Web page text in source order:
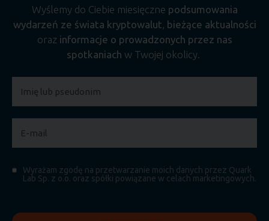
Wyślemy do Ciebie miesięczne podsumowania
wydarzeń ze świata kryptowalut, bieżące aktualności
oraz informacje o prowadzonych przez nas
spotkaniach w Twojej okolicy.
Wyrażam zgodę na przetwarzanie moich danych przez Quark
Lab Sp. z o.o. oraz spółki powiązane w celach marketingowych.